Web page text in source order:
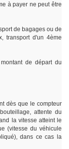
à payer ne peut être
de bagages ou de
transport d'un 4ème
de départ du
dès que le compteur
attente du
la vitesse atteint le
(vitesse du véhicule
dans ce cas la